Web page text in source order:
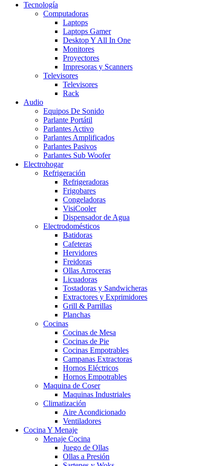
Tecnología
Computadoras
Laptops
Laptops Gamer
Desktop Y All In One
Monitores
Proyectores
Impresoras y Scanners
Televisores
Televisores
Rack
Audio
Equipos De Sonido
Parlante Portátil
Parlantes Activo
Parlantes Amplificados
Parlantes Pasivos
Parlantes Sub Woofer
Electrohogar
Refrigeración
Refrigeradoras
Frigobares
Congeladoras
VisiCooler
Dispensador de Agua
Electrodomésticos
Batidoras
Cafeteras
Hervidores
Freidoras
Ollas Arroceras
Licuadoras
Tostadoras y Sandwicheras
Extractores y Exprimidores
Grill & Parrillas
Planchas
Cocinas
Cocinas de Mesa
Cocinas de Pie
Cocinas Empotrables
Campanas Extractoras
Hornos Eléctricos
Hornos Empotrables
Maquina de Coser
Maquinas Industriales
Climatización
Aire Acondicionado
Ventiladores
Cocina Y Menaje
Menaje Cocina
Juego de Ollas
Ollas a Presión